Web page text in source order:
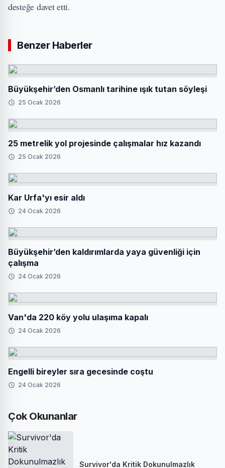
desteğe davet etti.
Benzer Haberler
Büyükşehir’den Osmanlı tarihine ışık tutan söyleşi
25 Ocak 2026
25 metrelik yol projesinde çalışmalar hız kazandı
25 Ocak 2026
Kar Urfa'yı esir aldı
24 Ocak 2026
Büyükşehir’den kaldırımlarda yaya güvenliği için
çalışma
24 Ocak 2026
Van'da 220 köy yolu ulaşıma kapalı
24 Ocak 2026
Engelli bireyler sıra gecesinde coştu
24 Ocak 2026
Çok Okunanlar
Survivor'da Kritik Dokunulmazlık